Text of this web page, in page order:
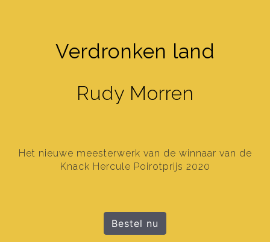
Verdronken land
Rudy Morren
Het nieuwe meesterwerk van de winnaar van de
Knack Hercule Poirotprijs 2020
Bestel nu